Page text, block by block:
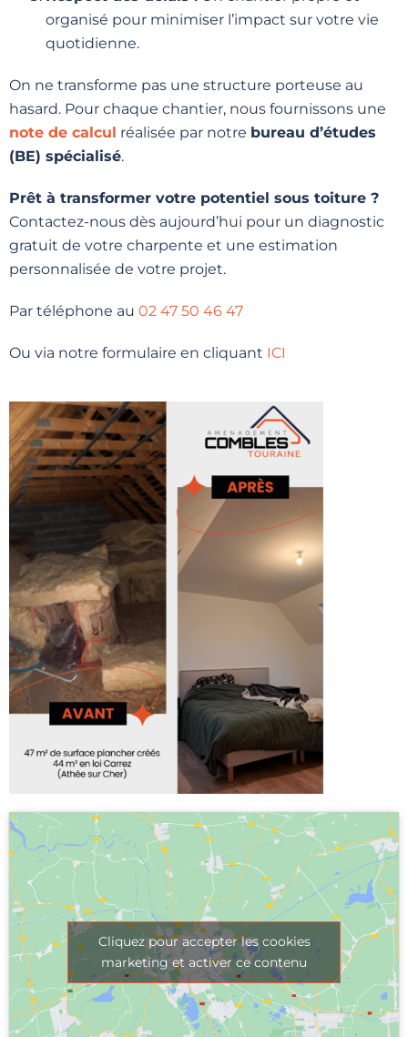
organisé pour minimiser l’impact sur votre vie
quotidienne.
On ne transforme pas une structure porteuse au
hasard. Pour chaque chantier, nous fournissons une
note de calcul réalisée par notre bureau d’études
(BE) spécialisé.
Prêt à transformer votre potentiel sous toiture ?
Contactez-nous dès aujourd’hui pour un diagnostic
gratuit de votre charpente et une estimation
personnalisée de votre projet.
Par téléphone au 02 47 50 46 47
Ou via notre formulaire en cliquant ICI
Cliquez pour accepter les cookies
marketing et activer ce contenu